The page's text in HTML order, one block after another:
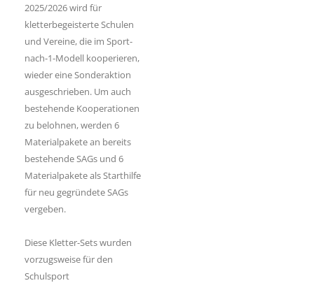
2025/2026 wird für
kletterbegeisterte Schulen
und Vereine, die im Sport-
nach-1-Modell kooperieren,
wieder eine Sonderaktion
ausgeschrieben. Um auch
bestehende Kooperationen
zu belohnen, werden 6
Materialpakete an bereits
bestehende SAGs und 6
Materialpakete als Starthilfe
für neu gegründete SAGs
vergeben.
Diese Kletter-Sets wurden
vorzugsweise für den
Schulsport